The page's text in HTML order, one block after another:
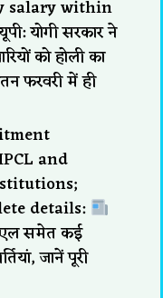
salary within
योगी सरकार ने
को होली का
फरवरी में ही
and
details:
समेत कई
जानें पूरी